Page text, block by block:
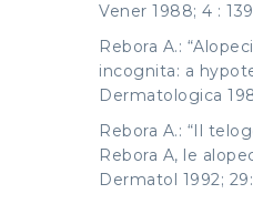
Vener 1988; 4 :
Rebora A.:
incognita: a
Dermatologica
Rebora A.: “Il
Rebora A, le
Dermatol 1992;